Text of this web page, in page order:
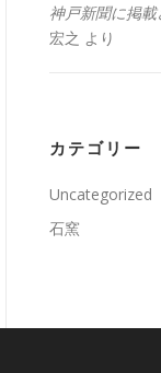
神戸新聞に掲
宏之 より
カテゴリー
Uncategorized
石窯